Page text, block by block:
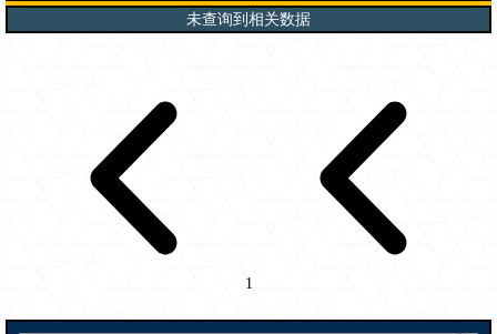
未查询到相关数据
1